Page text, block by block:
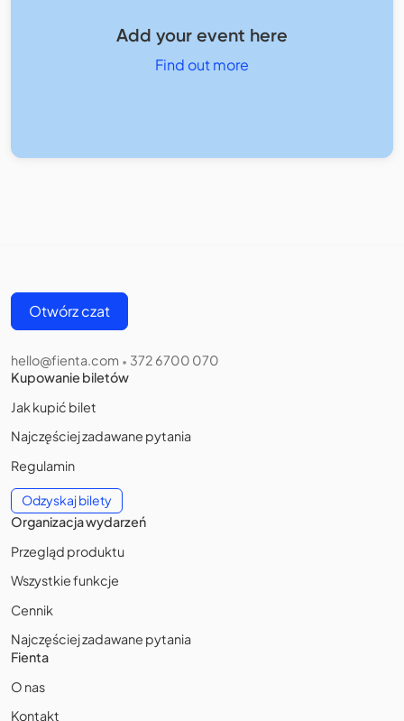
Add your event here
Find out more
Otwórz czat
hello@fienta.com • 372 6700 070
Kupowanie biletów
Jak kupić bilet
Najczęściej zadawane pytania
Regulamin
Odzyskaj bilety
Organizacja wydarzeń
Przegląd produktu
Wszystkie funkcje
Cennik
Najczęściej zadawane pytania
Fienta
O nas
Kontakt